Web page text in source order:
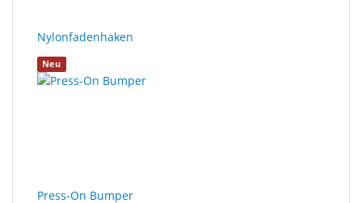
Nylonfadenhaken
Neu
Press-On Bumper